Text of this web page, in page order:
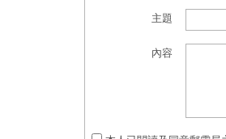
主題
內容